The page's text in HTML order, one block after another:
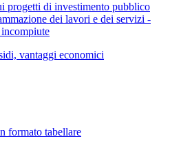
progetti di investimento pubblico
dei lavori e dei servizi -
vantaggi economici
formato tabellare